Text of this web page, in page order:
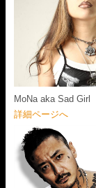
MoNa aka Sad Girl
詳細ページへ